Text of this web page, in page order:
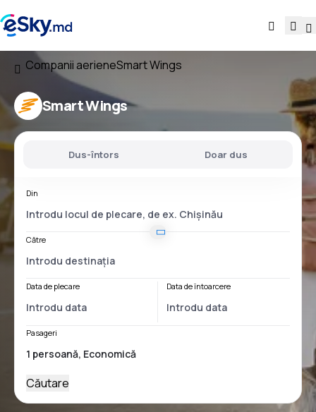
Companii aerieneSmart Wings
Smart Wings
Dus-întors Doar dus
Din
Către
Data de plecare Data de întoarcere
Pasageri
Căutare